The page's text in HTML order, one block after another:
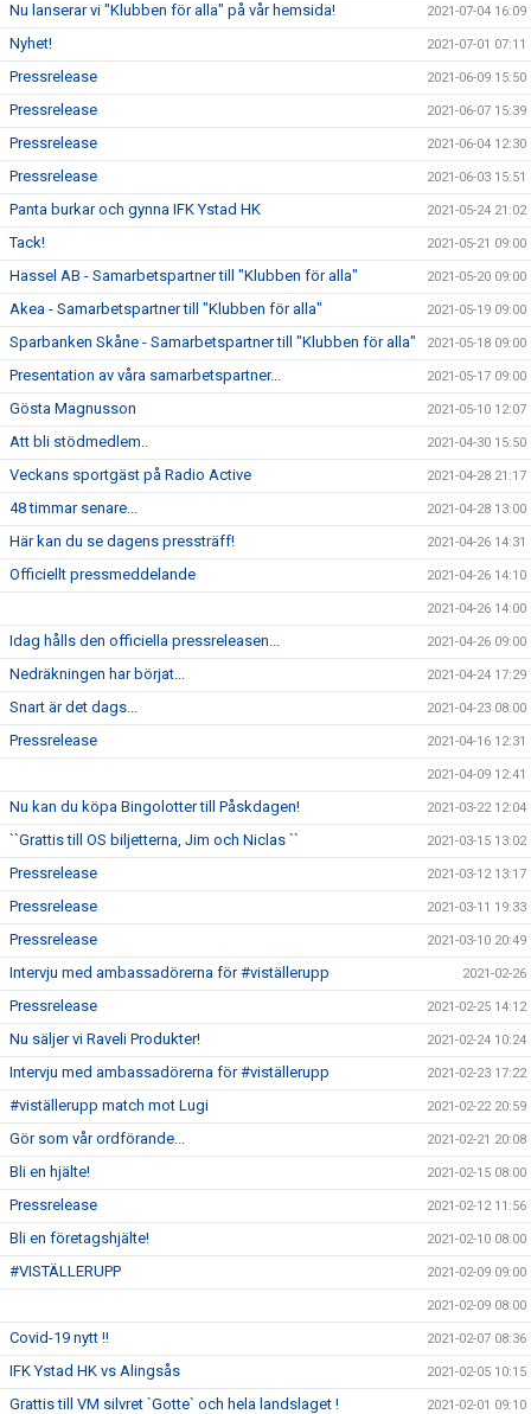
Nu lanserar vi "Klubben för alla" på vår hemsida! 2021-07-04 16:09
Nyhet! 2021-07-01 07:11
Pressrelease 2021-06-09 15:50
Pressrelease 2021-06-07 15:39
Pressrelease 2021-06-04 12:30
Pressrelease 2021-06-03 15:51
Panta burkar och gynna IFK Ystad HK 2021-05-24 21:02
Tack! 2021-05-21 09:00
Hassel AB - Samarbetspartner till "Klubben för alla" 2021-05-20 09:00
Akea - Samarbetspartner till "Klubben för alla" 2021-05-19 09:00
Sparbanken Skåne - Samarbetspartner till "Klubben för alla" 2021-05-18 09:00
Presentation av våra samarbetspartner... 2021-05-17 09:00
Gösta Magnusson 2021-05-10 12:07
Att bli stödmedlem.. 2021-04-30 15:50
Veckans sportgäst på Radio Active 2021-04-28 21:17
48 timmar senare... 2021-04-28 13:00
Här kan du se dagens pressträff! 2021-04-26 14:31
Officiellt pressmeddelande 2021-04-26 14:10
2021-04-26 14:00
Idag hålls den officiella pressreleasen... 2021-04-26 09:00
Nedräkningen har börjat... 2021-04-24 17:29
Snart är det dags... 2021-04-23 08:00
Pressrelease 2021-04-16 12:31
2021-04-09 12:41
Nu kan du köpa Bingolotter till Påskdagen! 2021-03-22 12:04
``Grattis till OS biljetterna, Jim och Niclas `` 2021-03-15 13:02
Pressrelease 2021-03-12 13:17
Pressrelease 2021-03-11 19:33
Pressrelease 2021-03-10 20:49
Intervju med ambassadörerna för #viställerupp 2021-02-26
Pressrelease 2021-02-25 14:12
Nu säljer vi Raveli Produkter! 2021-02-24 10:24
Intervju med ambassadörerna för #viställerupp 2021-02-23 17:22
#viställerupp match mot Lugi 2021-02-22 20:59
Gör som vår ordförande... 2021-02-21 20:08
Bli en hjälte! 2021-02-15 08:00
Pressrelease 2021-02-12 11:56
Bli en företagshjälte! 2021-02-10 08:00
#VISTÄLLERUPP 2021-02-09 09:00
2021-02-09 08:00
Covid-19 nytt !! 2021-02-07 08:36
IFK Ystad HK vs Alingsås 2021-02-05 10:15
Grattis till VM silvret `Gotte` och hela landslaget ! 2021-02-01 09:10